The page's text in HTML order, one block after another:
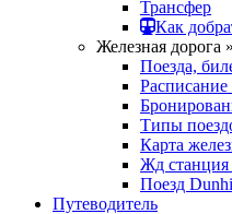
Трансфер
Как
Железная дорога »
Поезда,
Расписание
Типы
Карта
Жд
Поезд
Путеводитель